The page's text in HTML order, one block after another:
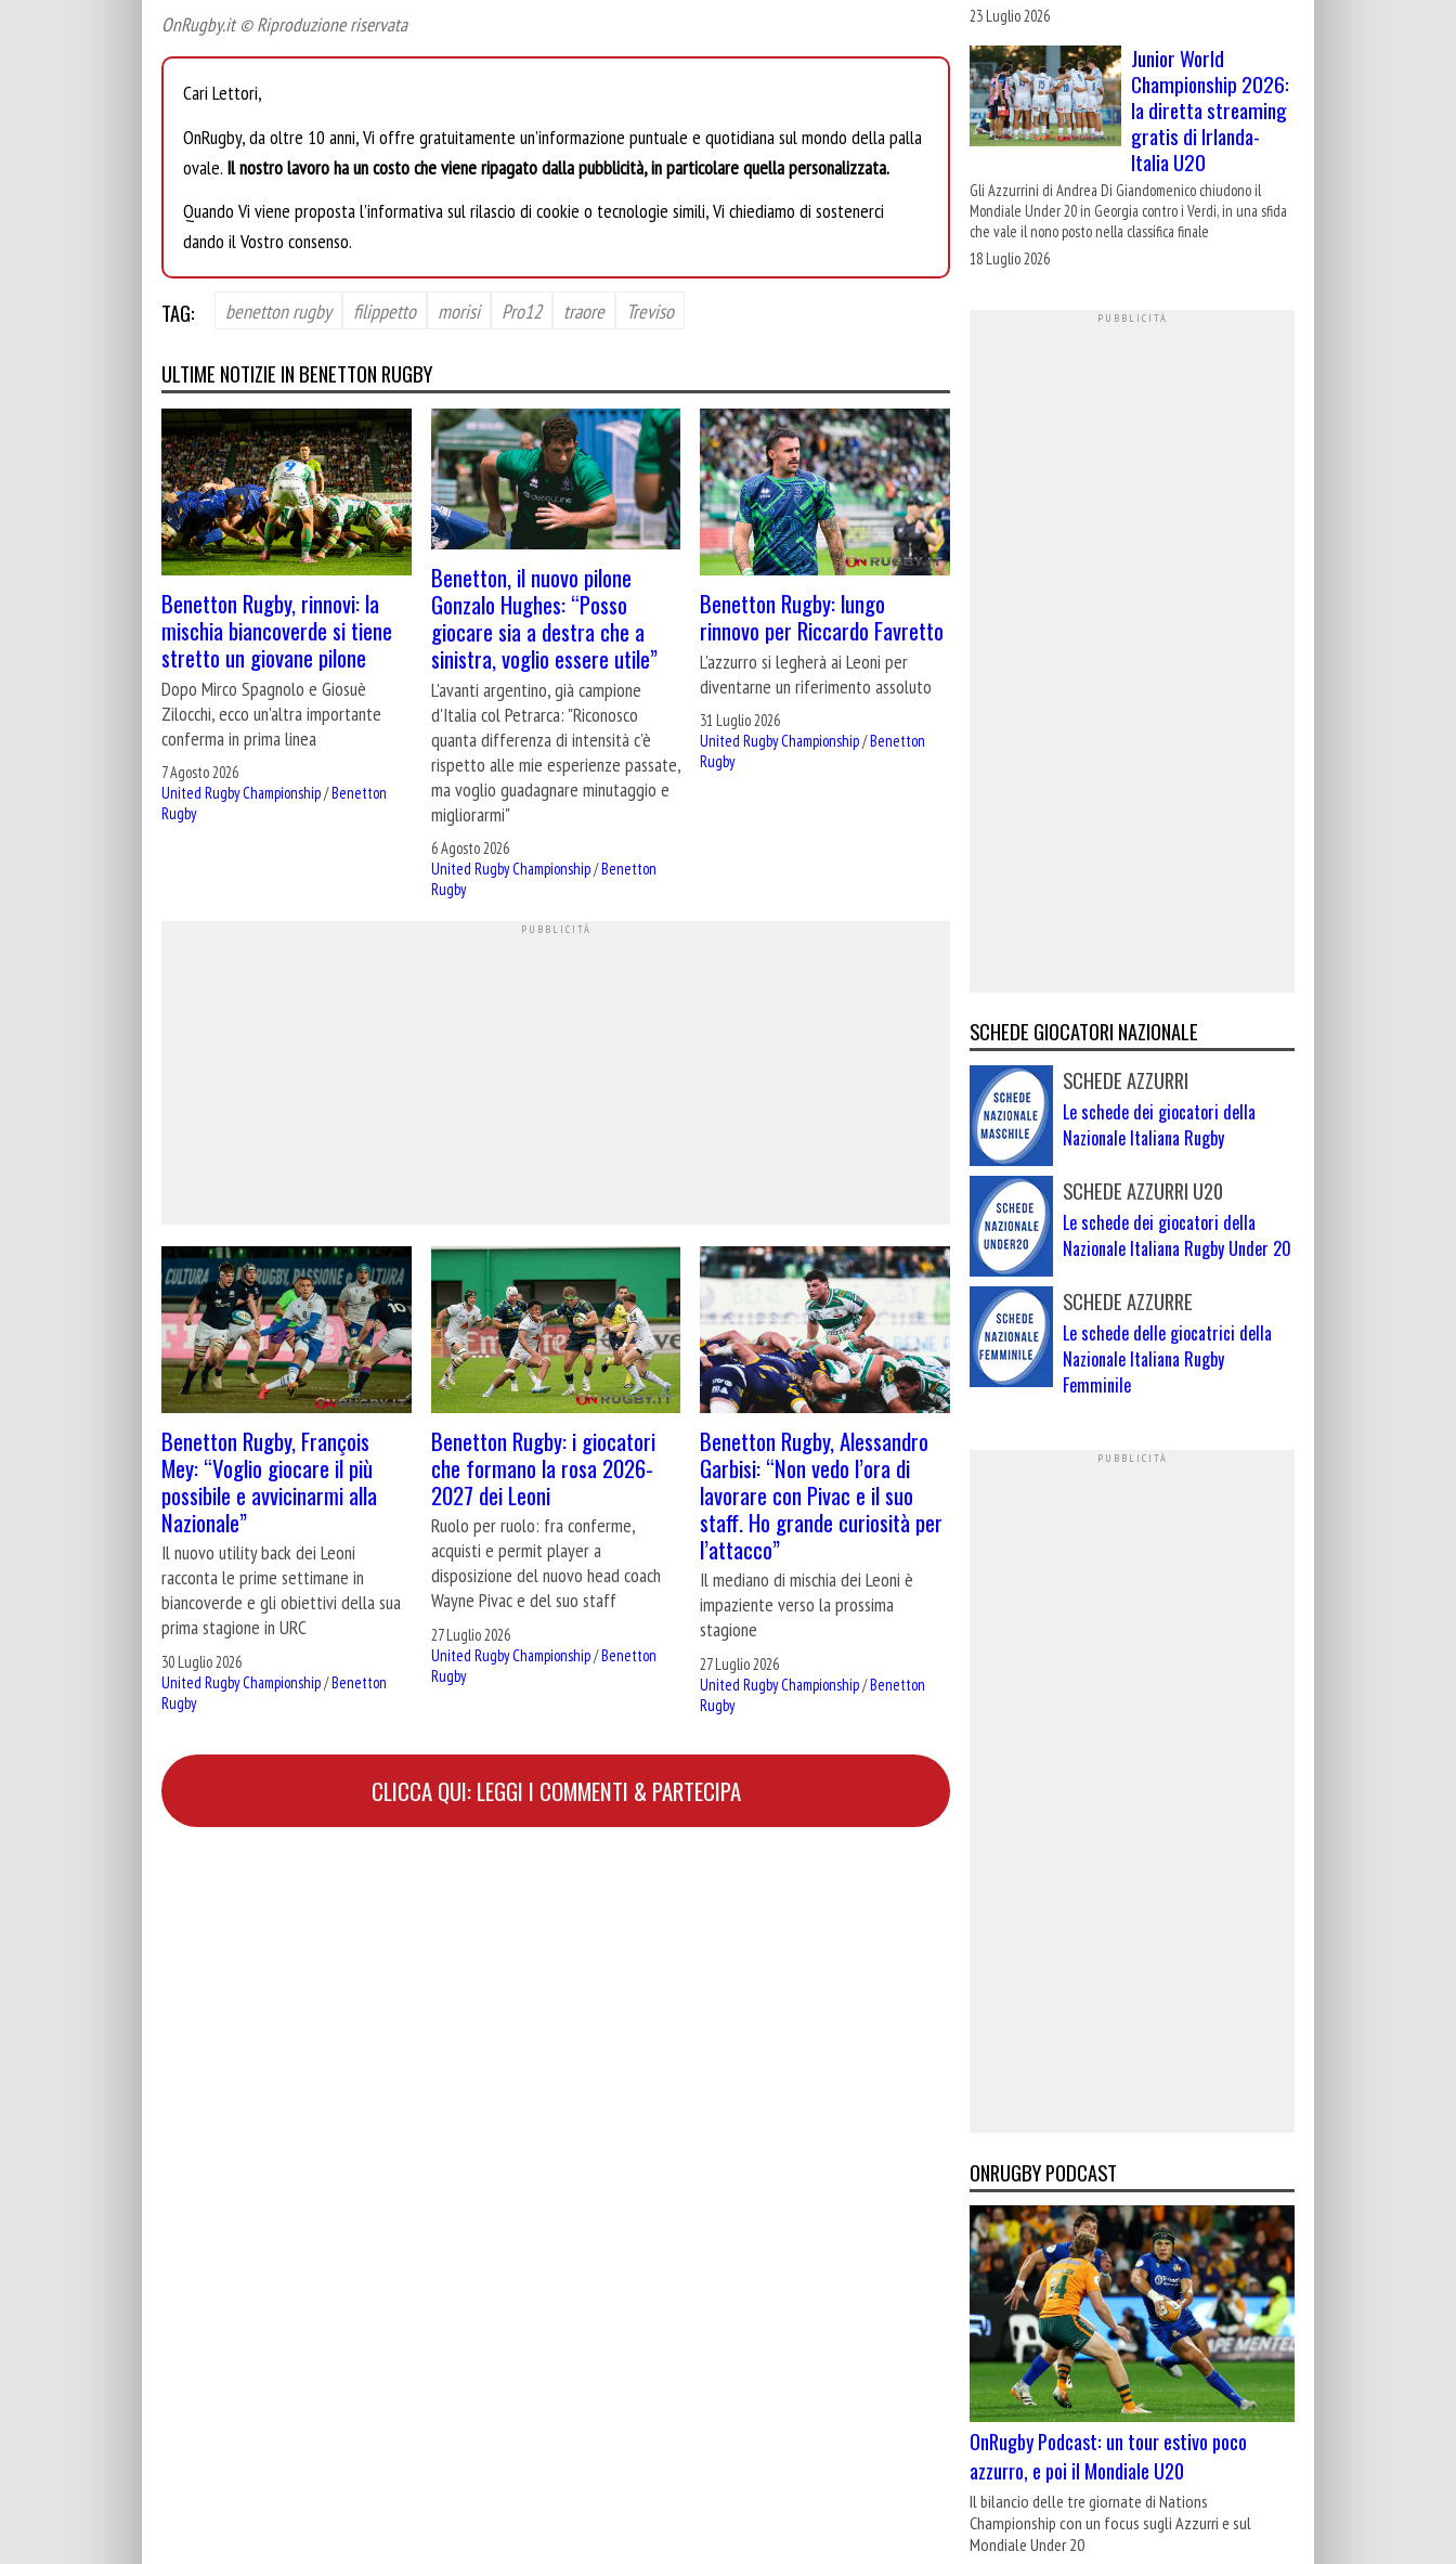
OnRugby.it © Riproduzione riservata
Cari Lettori,
OnRugby, da oltre 10 anni, Vi offre gratuitamente un’informazione puntuale e quotidiana sul mondo della palla
ovale. Il nostro lavoro ha un costo che viene ripagato dalla pubblicità, in particolare quella personalizzata.
Quando Vi viene proposta l’informativa sul rilascio di cookie o tecnologie simili, Vi chiediamo di sostenerci
dando il Vostro consenso.
TAG: benetton rugby filippetto morisi Pro12 traore Treviso
ULTIME NOTIZIE IN BENETTON RUGBY
Benetton Rugby, rinnovi: la
mischia biancoverde si tiene
stretto un giovane pilone
Dopo Mirco Spagnolo e Giosuè
Zilocchi, ecco un'altra importante
conferma in prima linea
7 Agosto 2026
United Rugby Championship/Benetton
Rugby
Benetton, il nuovo pilone
Gonzalo Hughes: “Posso
giocare sia a destra che a
sinistra, voglio essere utile”
L'avanti argentino, già campione
d'Italia col Petrarca: "Riconosco
quanta differenza di intensità c'è
rispetto alle mie esperienze passate,
ma voglio guadagnare minutaggio e
migliorarmi"
6 Agosto 2026
United Rugby Championship/Benetton
Rugby
Benetton Rugby: lungo
rinnovo per Riccardo Favretto
L'azzurro si legherà ai Leoni per
diventarne un riferimento assoluto
31 Luglio 2026
United Rugby Championship/Benetton
Rugby
Benetton Rugby, François
Mey: “Voglio giocare il più
possibile e avvicinarmi alla
Nazionale”
Il nuovo utility back dei Leoni
racconta le prime settimane in
biancoverde e gli obiettivi della sua
prima stagione in URC
30 Luglio 2026
United Rugby Championship/Benetton
Rugby
Benetton Rugby: i giocatori
che formano la rosa 2026-
2027 dei Leoni
Ruolo per ruolo: fra conferme,
acquisti e permit player a
disposizione del nuovo head coach
Wayne Pivac e del suo staff
27 Luglio 2026
United Rugby Championship/Benetton
Rugby
Benetton Rugby, Alessandro
Garbisi: “Non vedo l’ora di
lavorare con Pivac e il suo
staff. Ho grande curiosità per
l’attacco”
Il mediano di mischia dei Leoni è
impaziente verso la prossima
stagione
27 Luglio 2026
United Rugby Championship/Benetton
Rugby
CLICCA QUI: LEGGI I COMMENTI & PARTECIPA
23 Luglio 2026
Junior World
Championship 2026:
la diretta streaming
gratis di Irlanda-
Italia U20
Gli Azzurrini di Andrea Di Giandomenico chiudono il
Mondiale Under 20 in Georgia contro i Verdi, in una sfida
che vale il nono posto nella classifica finale
18 Luglio 2026
SCHEDE GIOCATORI NAZIONALE
SCHEDE AZZURRI
Le schede dei giocatori della
Nazionale Italiana Rugby
SCHEDE AZZURRI U20
Le schede dei giocatori della
Nazionale Italiana Rugby Under 20
SCHEDE AZZURRE
Le schede delle giocatrici della
Nazionale Italiana Rugby
Femminile
ONRUGBY PODCAST
OnRugby Podcast: un tour estivo poco
azzurro, e poi il Mondiale U20
Il bilancio delle tre giornate di Nations
Championship con un focus sugli Azzurri e sul
Mondiale Under 20